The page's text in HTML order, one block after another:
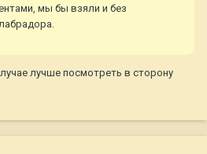
мы бы взяли и без
лучше посмотреть в сторону